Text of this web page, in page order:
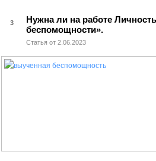
3
Нужна ли на работе
беспомощности».
Статья от 2.06.2023